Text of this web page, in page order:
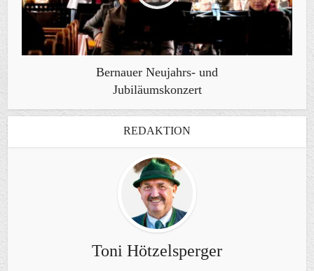
Bernauer Neujahrs- und
Jubiläumskonzert
REDAKTION
Toni Hötzelsperger